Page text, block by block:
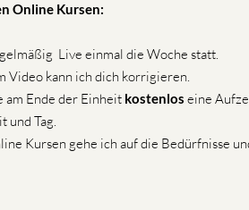
Online Kursen:
Live einmal die Woche statt.
Video kann ich dich korrigieren.
am Ende der Einheit kostenlos eine
und Tag.
Kursen gehe ich auf die Bedürfnisse